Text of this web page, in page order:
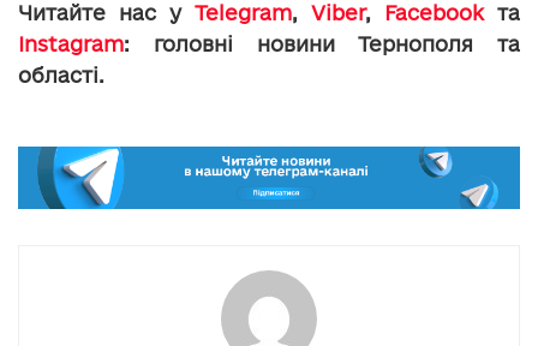
Читайте нас у Telegram, Viber, Facebookта
Instagram: головні новини Тернополя та
області.